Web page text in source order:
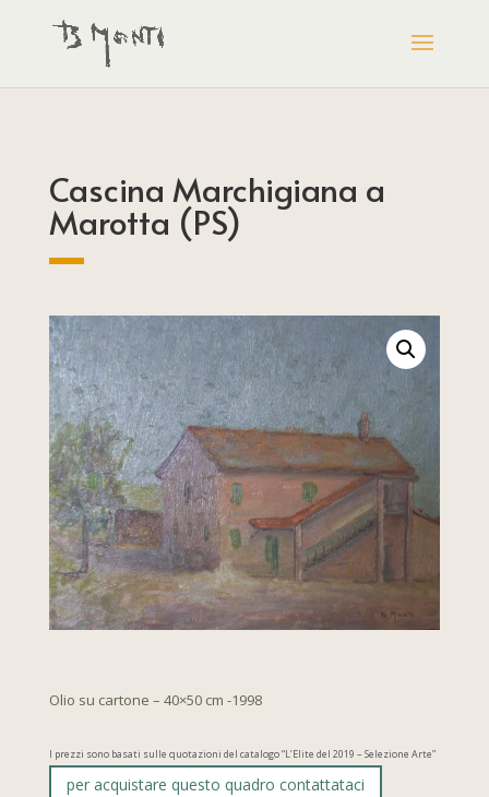
Cascina Marchigiana a
Marotta (PS)
Olio su cartone – 40×50 cm -1998
I prezzi sono basati sulle quotazioni del catalogo “L’Elite del 2019 – Selezione Arte”
per acquistare questo quadro contattataci